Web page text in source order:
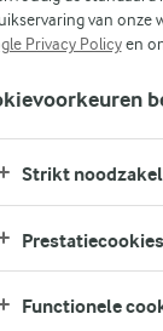
van onze
Privacy Policyen
Strikt
Prestatiecookies
Functionele